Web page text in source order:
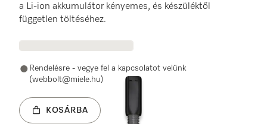
a Li-ion akkumulátor kényemes, és készüléktől
független töltéséhez.
Rendelésre - vegye fel a kapcsolatot velünk
(webbolt@miele.hu)
KOSÁRBA